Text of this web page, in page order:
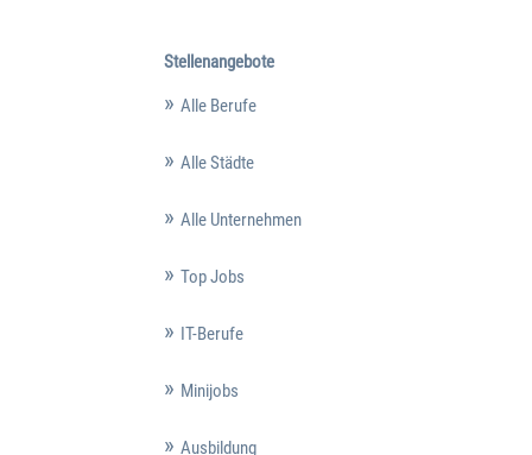
Stellenangebote
Alle Berufe
Alle Städte
Alle Unternehmen
Top Jobs
IT-Berufe
Minijobs
Ausbildung